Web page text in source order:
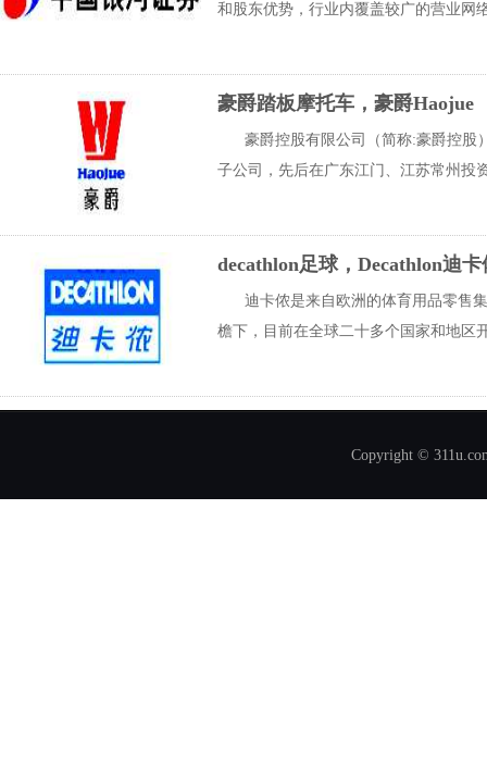
和股东优势，行业内覆盖较广的营业网
豪爵踏板摩托车，豪爵Haojue
豪爵控股有限公司（简称:豪爵控股
子公司，先后在广东江门、江苏常州投
decathlon足球，Decathlon迪卡
迪卡侬是来自欧洲的体育用品零售
檐下，目前在全球二十多个国家和地区
Copyright ©